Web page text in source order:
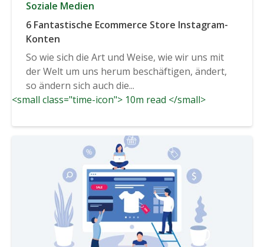
Soziale Medien
6 Fantastische Ecommerce Store Instagram-
Konten
So wie sich die Art und Weise, wie wir uns mit
der Welt um uns herum beschäftigen, ändert,
so ändern sich auch die...
<small class="time-icon"> 10m read </small>